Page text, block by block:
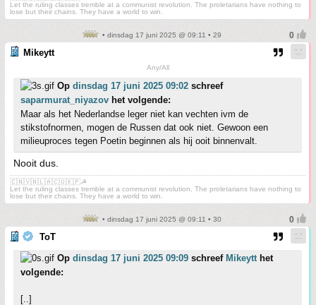
Let the ruling classes tremble at a communist revolution. The proletarians have nothing to
lose but their chains. They have a world to win.
• dinsdag 17 juni 2025 @ 09:11 • 29
Mikeytt
Any/All
Op dinsdag 17 juni 2025 09:02 schreef
saparmurat_niyazov het volgende:
Maar als het Nederlandse leger niet kan vechten ivm de
stikstofnormen, mogen de Russen dat ook niet. Gewoon een
milieuproces tegen Poetin beginnen als hij ooit binnenvalt.
Nooit dus.
🇨🇳🇻🇳🇱🇦🇨🇺🇰🇵☭
Let the ruling classes tremble at a communist revolution. The proletarians have nothing to
lose but their chains. They have a world to win.
• dinsdag 17 juni 2025 @ 09:11 • 30
ToT
Op dinsdag 17 juni 2025 09:09 schreef Mikeytt het
volgende:
[..]